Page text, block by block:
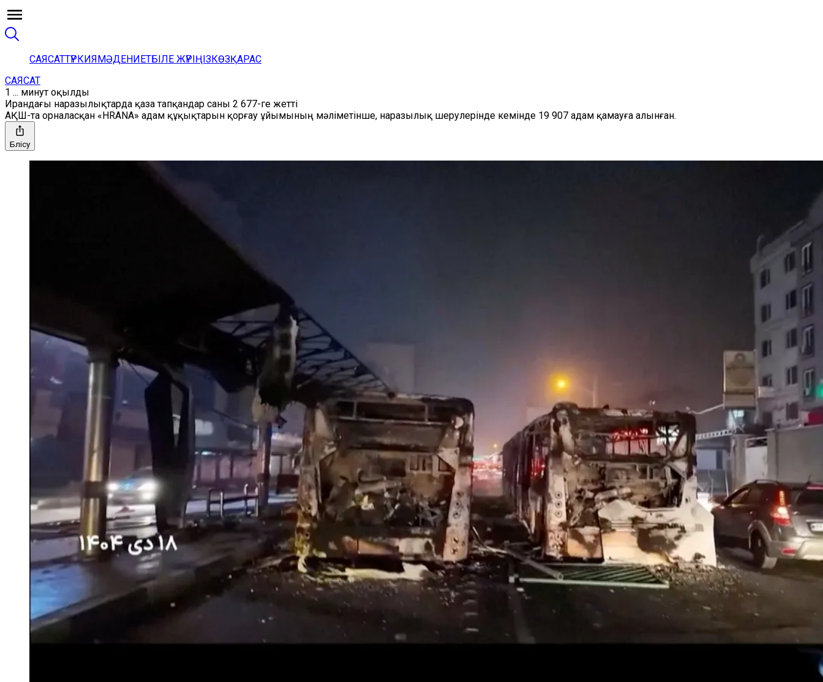
САЯСАТТҮРКИЯМӘДЕНИЕТБІЛЕ ЖҮРІҢІЗКӨЗҚАРАС
САЯСАТ
1 ... минут оқылды
Ирандағы наразылықтарда қаза тапқандар саны 2 677-ге жетті
АҚШ-та орналасқан «HRANA» адам құқықтарын қорғау ұйымының мәліметінше, наразылық шерулерінде кемінде 19 907 адам қамауға алынған.
Бөлісу